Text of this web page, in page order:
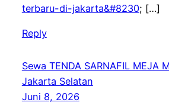
terbaru-di-jakarta&#8230; […]
Reply
Sewa TENDA SARNAFIL MEJA
Jakarta Selatan
Juni 8, 2026